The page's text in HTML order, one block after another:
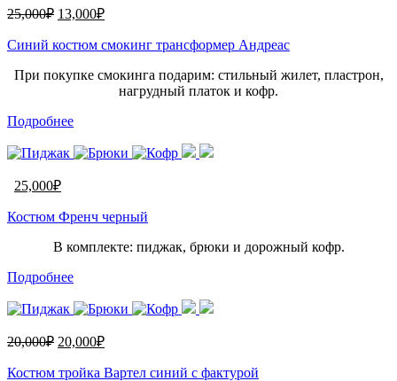
25,000₽ 13,000₽
Синий костюм смокинг трансформер Андреас
При покупке смокинга подарим: стильный жилет, пластрон,
нагрудный платок и кофр.
Подробнее
25,000₽
Костюм Френч черный
В комплекте: пиджак, брюки и дорожный кофр.
Подробнее
20,000₽ 20,000₽
Костюм тройка Вартел синий с фактурой